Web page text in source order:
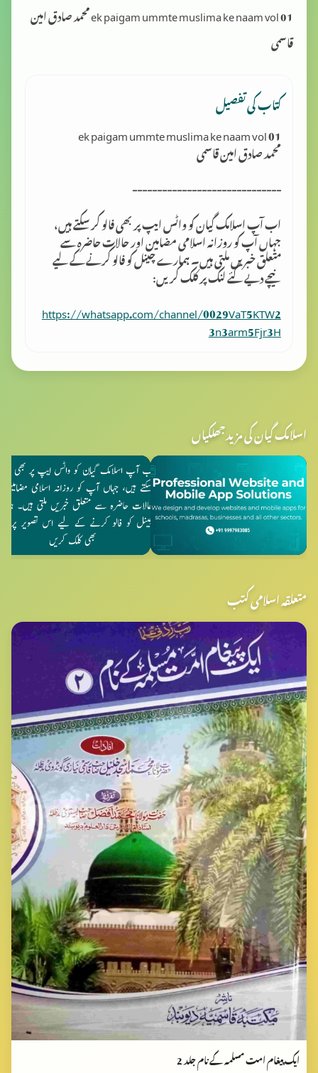
ek paigam ummte muslima ke naam vol 01 محمد صادق امین
قاسمی
کتاب کی تفصیل
ek paigam ummte muslima ke naam vol 01
محمد صادق امین قاسمی
------------------------------
اب آپ اسلامک گِیان کو واٹس ایپ پر بھی فالو کر سکتے ہیں،
جہاں آپ کو روزانہ اسلامی مضامین اور حالات حاضرہ سے
متعلق خبریں ملتی ہیں۔ ہمارے چینل کو فالو کرنے کے لیے
نیچے دیے گئے لنک پر کلک کریں:
https://whatsapp.com/channel/0029VaT5KTW2
3n3arm5Fjr3H
اسلامک گیان کی مزید جھلکیاں
متعلقہ اسلامی کتب
ایک پیغام امت مسلمہ کے نام جلد 2